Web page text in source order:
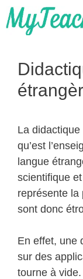
Aller
au
contenu
La
qu’est
langue
scientifique
représente la
sont donc
En effet, une
sur des
tourne à